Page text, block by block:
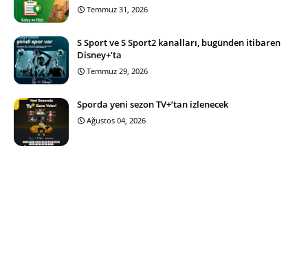
Temmuz 31, 2026
S Sport ve S Sport2 kanalları, bugünden itibaren
Disney+’ta
Temmuz 29, 2026
Sporda yeni sezon TV+’tan izlenecek
Ağustos 04, 2026